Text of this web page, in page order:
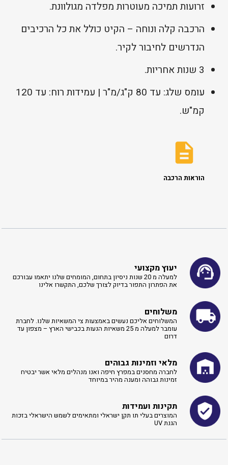
זרועות תמיכה מעוטרות מפלדה מגולוונת.
הרכבה קלה ונוחה – הקיט כולל את כל הרכיבים
הנדרשים לחיבור לקיר.
3 שנות אחריות.
עומס שלג: עד 80 ק"ג/מ"ר | עמידות רוח: עד 120
קמ"ש.
הוראות הרכבה
יעוץ מקצועי
למעלה מ 20 שנות ניסיון בתחום, המומחים שלנו יתאמו עבורכם
את הפתרון התפור בדיוק לצורך שלכם, התקשרו אלינו ​
משלוחים
המשלוחים אליכם נעשים באמצעות צי המשאיות שלנו. לחברת
עומבר למעלה מ 25 משאיות הנעות בכבישי הארץ – מצפון עד
דרום
מלאי וזמינות גבוהים
לחברה מחסנים במפרץ חיפה ואנו מנהלים מלאי אשר יבטיח
זמינות גבוהה ומענה מהיר במיוחד
תקינות ועמידות
המוצרים בעלי תו תקן ישראלי ומתאימים לשמש הישראלי בזכות
הגנת UV